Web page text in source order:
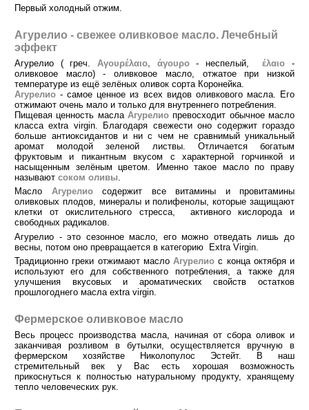
Первый холодный отжим.
Агурелио - свежее оливковое масло. Лечебный
эффект
Агурелио ( греч. Αγουρέλαιο, άγουρο- неспелый,έλαιο -
оливковое масло) - оливковое масло, отжатое при низкой
температуре из ещё зелёных оливок сорта Коронейка.
Агурелио - самое ценное из всех видов оливкового масла. Его
отжимают очень мало и только для внутреннего потребления.
Пищевая ценность масла Агурелио превосходит обычное масло
класса extra virgin. Благодаря свежести оно содержит гораздо
больше антиоксидантов и ни с чем не сравнимый уникальный
аромат молодой зеленой листвы. Отличается богатым
фруктовым и пикантным вкусом с характерной горчинкой и
насыщенным зелёным цветом. Именно такое масло по праву
называют соком оливы
Масло Агурелиосодержит все витамины и провитамины
оливковых плодов, минералы и полифенолы, которые защищают
клетки от окислительного стресса, активного кислорода и
свободных радикалов.
Агурелио - это сезонное масло, его можно отведать лишь до
весны, потом оно превращается в категорию Extra Virgin.
Традиционно греки отжимают масло Агурелио с конца октября и
используют его для собственного потребления, а также для
улучшения вкусовых и ароматических свойств остатков
прошлогоднего масла extra virgin.
Фермерское оливковое масло
Весь процесс производства масла, начиная от сбора оливок и
заканчивая розливом в бутылки, осуществляется вручную в
фермерском хозяйстве Николопулос Эстейт. В наш
стремительный век у Вас есть хорошая возможность
прикоснуться к полностью натуральному продукту, хранящему
тепло человеческих рук.